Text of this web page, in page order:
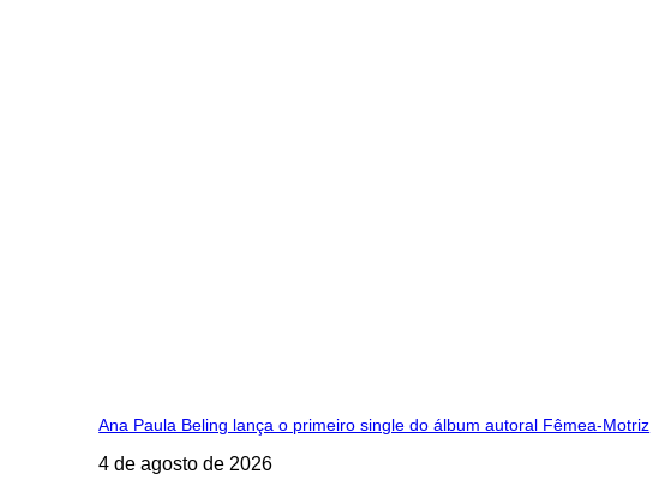
Ana Paula Beling lança o primeiro single do álbum autoral Fêmea-Motriz
4 de agosto de 2026